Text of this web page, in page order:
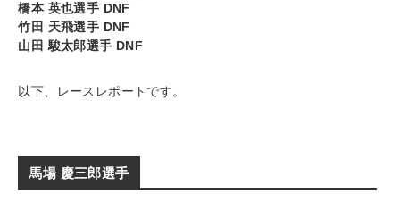
橋本 英也選手 DNF
竹田 天飛選手 DNF
山田 駿太郎選手 DNF
以下、レースレポートです。
馬場 慶三郎選手